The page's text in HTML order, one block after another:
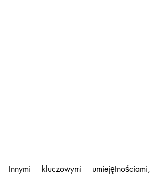
Innymi kluczowymi umiejętnościami,